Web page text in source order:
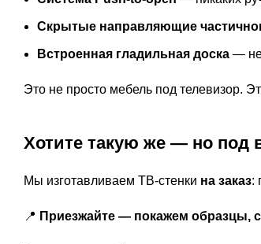
Скрытые направляющие
Встроенная гладильная доска —
Это не просто мебель под телевизор.
Хотите такую же — но под
Мы изготавливаем ТВ-стенки на заказ:
📍 Приезжайте — покажем образцы,